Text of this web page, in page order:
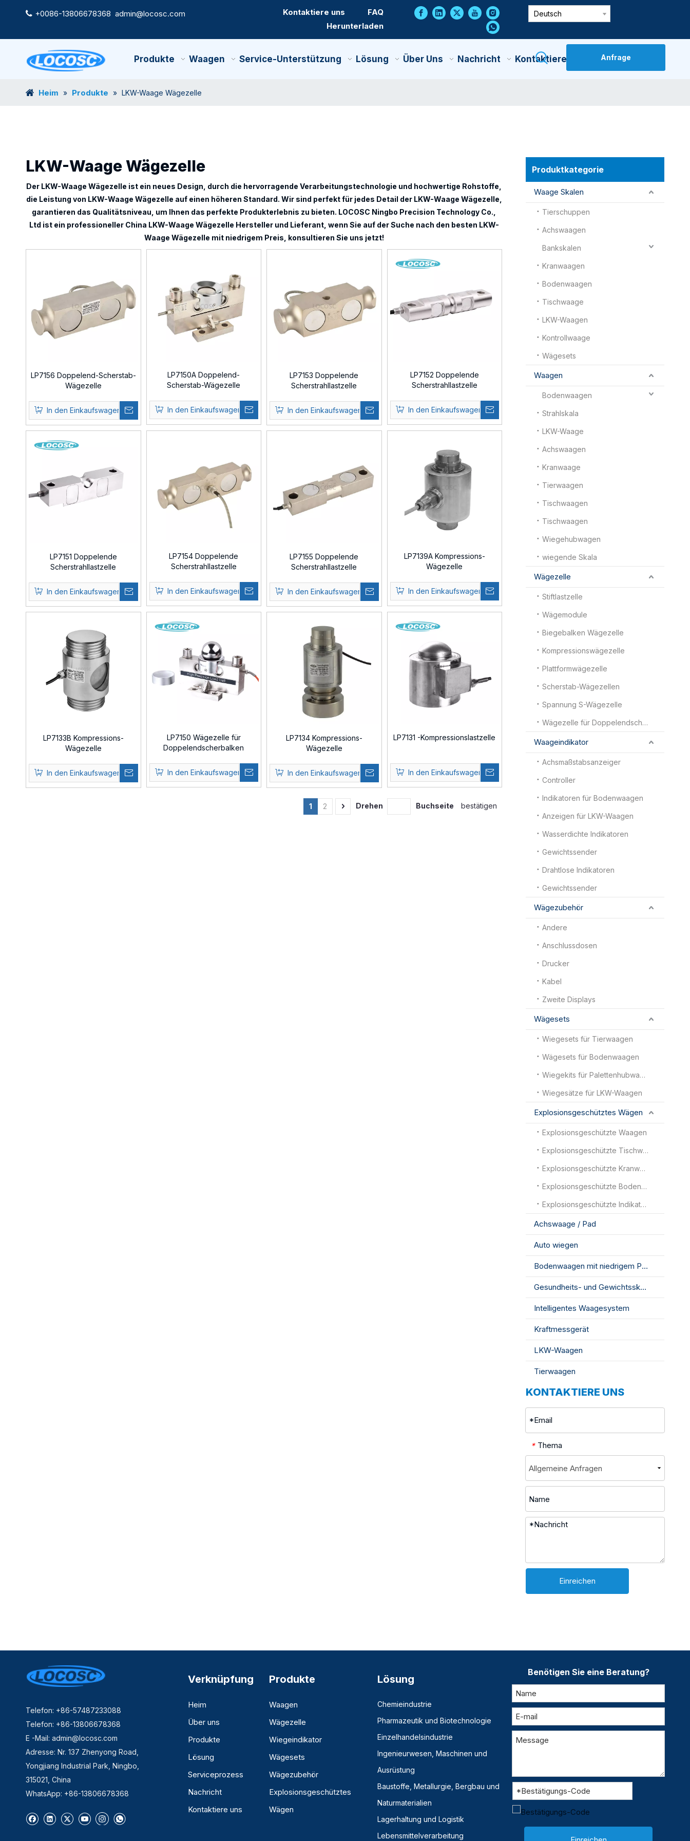
 +0086-13806678368 admin@locosc.com Kontaktiere uns
FAQ
Herunterladen
Deutsch
Produkte Waagen Service-Unterstützung Lösung Über Uns Nachricht Kontaktiere Uns Anfrage
Heim » Produkte » LKW-Waage Wägezelle
LKW-Waage Wägezelle
Der LKW-Waage Wägezelle ist ein neues Design, durch die hervorragende Verarbeitungstechnologie und hochwertige Rohstoffe,
die Leistung von LKW-Waage Wägezelle auf einen höheren Standard. Wir sind perfekt für jedes Detail der LKW-Waage Wägezelle
garantieren das Qualitätsniveau, um Ihnen das perfekte Produkterlebnis zu bieten. LOCOSC Ningbo Precision Technology Co.,
Ltd ist ein professioneller China LKW-Waage Wägezelle Hersteller und Lieferant, wenn Sie auf der Suche nach den besten LKW-
Waage Wägezelle mit niedrigem Preis, konsultieren Sie uns jetzt!
LP7156 Doppelend-Scherstab-
Wägezelle
In den Einkaufswagen
LP7150A Doppelend-
Scherstab-Wägezelle
In den Einkaufswagen
LP7153 Doppelende
Scherstrahllastzelle
In den Einkaufswagen
LP7152 Doppelende
Scherstrahllastzelle
In den Einkaufswagen
LP7151 Doppelende
Scherstrahllastzelle
In den Einkaufswagen
LP7154 Doppelende
Scherstrahllastzelle
In den Einkaufswagen
LP7155 Doppelende
Scherstrahllastzelle
In den Einkaufswagen
LP7139A Kompressions-
Wägezelle
In den Einkaufswagen
LP7133B Kompressions-
Wägezelle
In den Einkaufswagen
LP7150 Wägezelle für
Doppelendscherbalken
In den Einkaufswagen
LP7134 Kompressions-
Wägezelle
In den Einkaufswagen
LP7131 -Kompressionslastzelle
In den Einkaufswagen
1 2 Drehen Buchseite bestätigen
Produktkategorie
Waage Skalen
Tierschuppen
Achswaagen
Bankskalen
Kranwaagen
Bodenwaagen
Tischwaage
LKW-Waagen
Kontrollwaage
Wägesets
Waagen
Bodenwaagen
Strahlskala
LKW-Waage
Achswaagen
Kranwaage
Tierwaagen
Tischwaagen
Tischwaagen
Wiegehubwagen
wiegende Skala
Wägezelle
Stiftlastzelle
Wägemodule
Biegebalken Wägezelle
Kompressionswägezelle
Plattformwägezelle
Scherstab-Wägezellen
Spannung S-Wägezelle
Wägezelle für Doppelendscherbalken
Waageindikator
Achsmaßstabsanzeiger
Controller
Indikatoren für Bodenwaagen
Anzeigen für LKW-Waagen
Wasserdichte Indikatoren
Gewichtssender
Drahtlose Indikatoren
Gewichtssender
Wägezubehör
Andere
Anschlussdosen
Drucker
Kabel
Zweite Displays
Wägesets
Wiegesets für Tierwaagen
Wägesets für Bodenwaagen
Wiegekits für Palettenhubwagenwaagen
Wiegesätze für LKW-Waagen
Explosionsgeschütztes Wägen
Explosionsgeschützte Waagen
Explosionsgeschützte Tischwaagen
Explosionsgeschützte Kranwaagen
Explosionsgeschützte Bodenwaagen
Explosionsgeschützte Indikatoren
Achswaage / Pad
Auto wiegen
Bodenwaagen mit niedrigem Profil
Gesundheits- und Gewichtsskala
Intelligentes Waagesystem
Kraftmessgerät
LKW-Waagen
Tierwaagen
KONTAKTIERE UNS
* Thema
Einreichen
Telefon: +86-57487233088
Telefon: +86-13806678368
E -Mail: admin@locosc.com
Adresse: Nr. 137 Zhenyong Road,
Yongjiang Industrial Park, Ningbo,
315021, China
WhatsApp: +86-13806678368
Verknüpfung
Heim
Über uns
Produkte
Lösung
Serviceprozess
Nachricht
Kontaktiere uns
Produkte
Waagen
Wägezelle
Wiegeindikator
Wägesets
Wägezubehör
Explosionsgeschütztes
Wägen
Lösung
Chemieindustrie
Pharmazeutik und Biotechnologie
Einzelhandelsindustrie
Ingenieurwesen, Maschinen und
Ausrüstung
Baustoffe, Metallurgie, Bergbau und
Naturmaterialien
Lagerhaltung und Logistik
Lebensmittelverarbeitung
Benötigen Sie eine Beratung?